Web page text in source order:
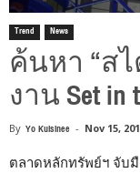
Trend News
ค้นหา “ส
งาน Set in
By Yo Kulsinee - Nov 15,
ตลาดหลักทรัพย์ฯ จับ